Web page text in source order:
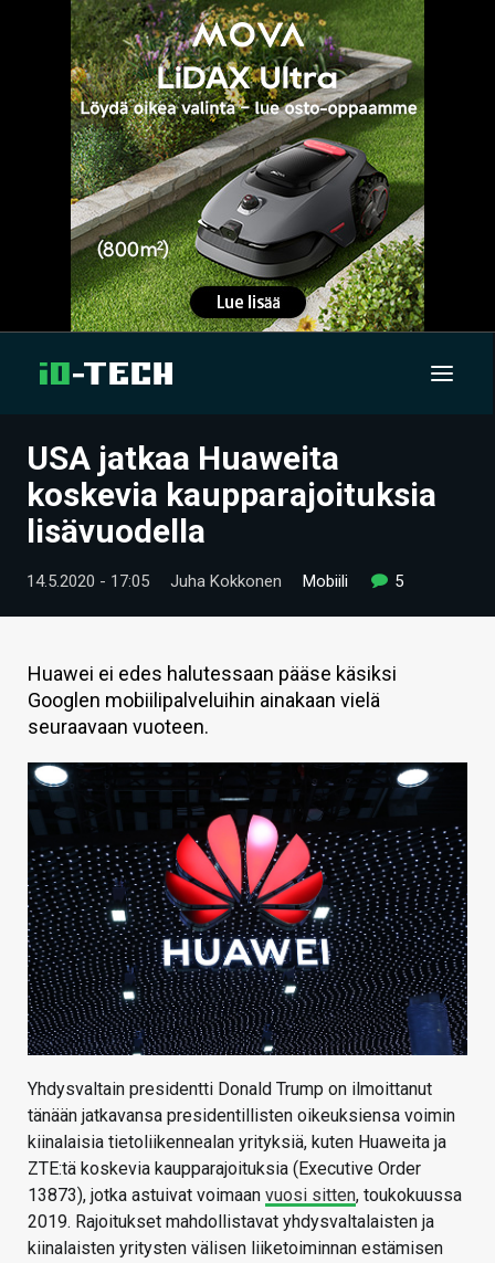
UUTISET
ARTIKKELIT
VIDEOT
TECHBBS
TIETOA
HINTA.FI
VAIHDA TEEMA
HAKU
USA jatkaa Huaweita
koskevia kaupparajoituksia
lisävuodella
14.5.2020 - 17:05 Juha Kokkonen Mobiili 5
Huawei ei edes halutessaan pääse käsiksi
Googlen mobiilipalveluihin ainakaan vielä
seuraavaan vuoteen.
Yhdysvaltain presidentti Donald Trump on ilmoittanut
tänään jatkavansa presidentillisten oikeuksiensa voimin
kiinalaisia tietoliikennealan yrityksiä, kuten Huaweita ja
ZTE:tä koskevia kaupparajoituksia (Executive Order
13873), jotka astuivat voimaan vuosi sitten, toukokuussa
2019. Rajoitukset mahdollistavat yhdysvaltalaisten ja
kiinalaisten yritysten välisen liiketoiminnan estämisen